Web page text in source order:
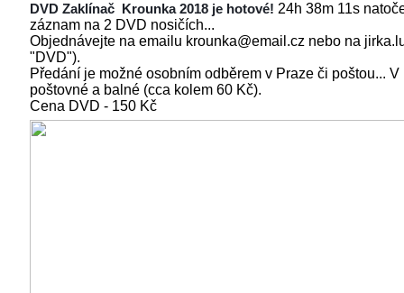
DVD Zaklínač Krounka 2018 je hotové! 24h 38m 11s
záznam na 2 DVD nosičích...
Objednávejte na emailu krounka@email.cz nebo na
"DVD").
Předání je možné osobním odběrem v Praze či poštou...
poštovné a balné (cca kolem 60 Kč).
Cena DVD - 150 Kč